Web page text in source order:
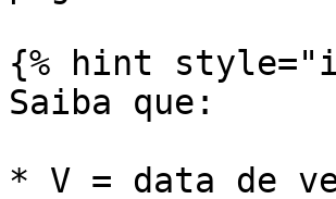
{% hint
Saiba que:
* V = data de